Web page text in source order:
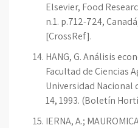
Elsevier, Food
n.1. p.712-724,
[CrossRef].
HANG, G. Análisis
Facultad de Ciencias
Universidad Nacional
14, 1993. (Boletín
IERNA, A.;